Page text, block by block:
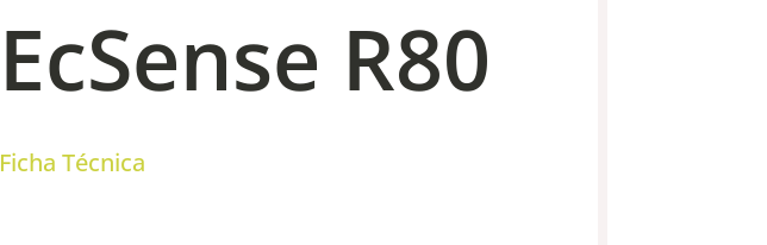
EcSense R80
Ficha Técnica